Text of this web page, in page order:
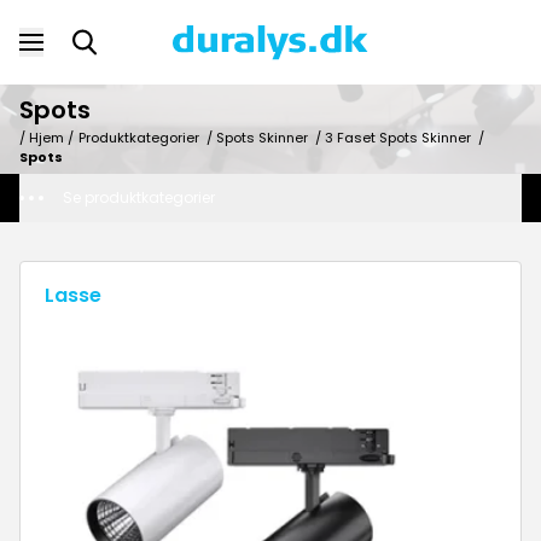
Spots
/ Hjem / Produktkategorier / Spots Skinner /3 Faset Spots Skinner /
Spots
Lasse